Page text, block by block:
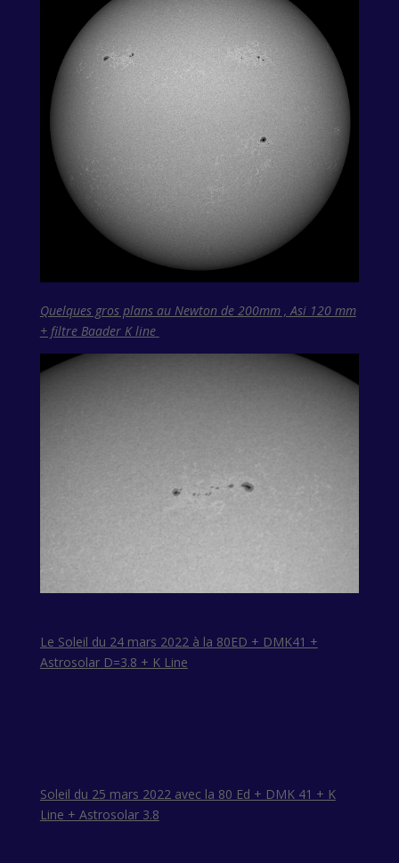
Quelques gros plans au Newton de 200mm , Asi 120 mm
+ filtre Baader K line
Le Soleil du 24 mars 2022 à la 80ED + DMK41 +
Astrosolar D=3.8 + K Line
Soleil du 25 mars 2022 avec la 80 Ed + DMK 41 + K
Line + Astrosolar 3.8